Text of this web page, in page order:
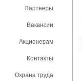
Партнеры
Вакансии
Акционерам
Контакты
Охрана труда